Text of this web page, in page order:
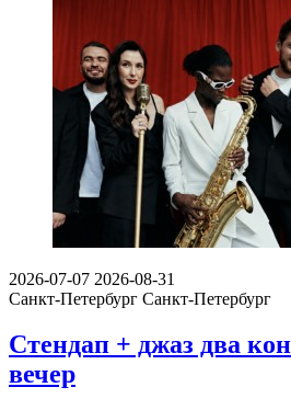
2026-07-07 2026-08-31
Санкт-Петербург Санкт-Петербург
Стендап + джаз два
вечер